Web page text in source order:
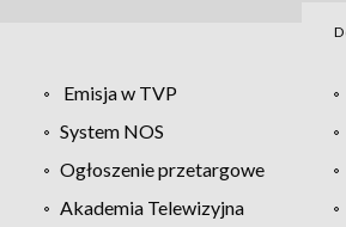
Emisja w TVP
System NOS
Ogłoszenie przetargowe
Akademia Telewizyjna